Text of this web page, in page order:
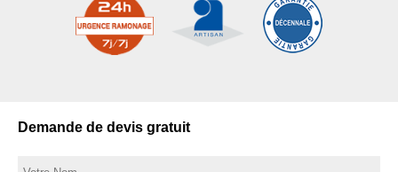
Demande de devis gratuit